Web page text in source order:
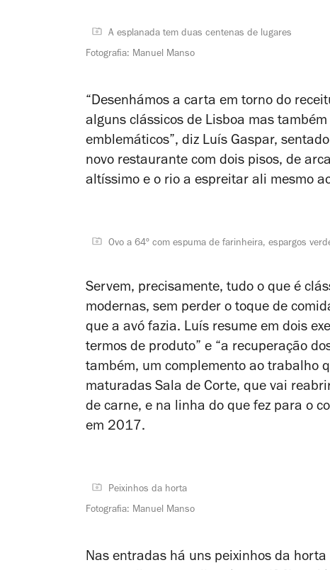
A esplanada tem duas centenas de lugares
Fotografia: Manuel Manso
“Desenhámos a carta em torno do
alguns clássicos de Lisboa mas
emblemáticos”, diz Luís Gaspar,
novo restaurante com dois pisos, de
altíssimo e o rio a espreitar ali mesmo
Ovo a 64º com espuma de farinheira, espargos
Servem, precisamente, tudo o que é
modernas, sem perder o toque de
que a avó fazia. Luís resume em dois
termos de produto” e “a recuperação
também, um complemento ao trabalho
maturadas Sala de Corte, que vai
de carne, e na linha do que fez para o
em 2017.
Peixinhos da horta
Fotografia: Manuel Manso
Nas entradas há uns peixinhos da